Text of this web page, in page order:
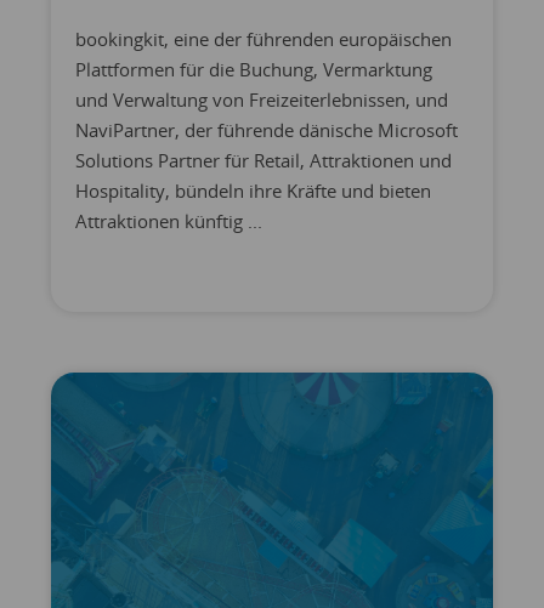
bookingkit, eine der führenden europäischen
Plattformen für die Buchung, Vermarktung
und Verwaltung von Freizeiterlebnissen, und
NaviPartner, der führende dänische Microsoft
Solutions Partner für Retail, Attraktionen und
Hospitality, bündeln ihre Kräfte und bieten
Attraktionen künftig ...